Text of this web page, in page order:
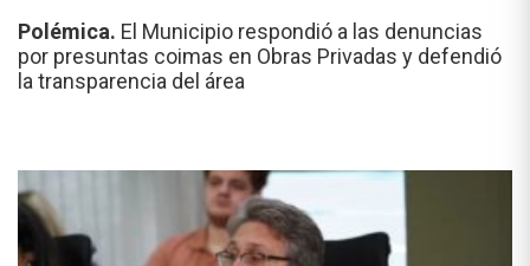
Polémica. El Municipio respondió a las denuncias
por presuntas coimas en Obras Privadas y defendió
la transparencia del área